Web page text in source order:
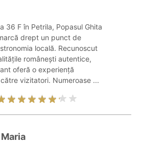
36 F în Petrila, Popasul Ghita
drept un punct de
locală. Recunoscut
românești autentice,
oferă o experiență
vizitatori. Numeroase ...